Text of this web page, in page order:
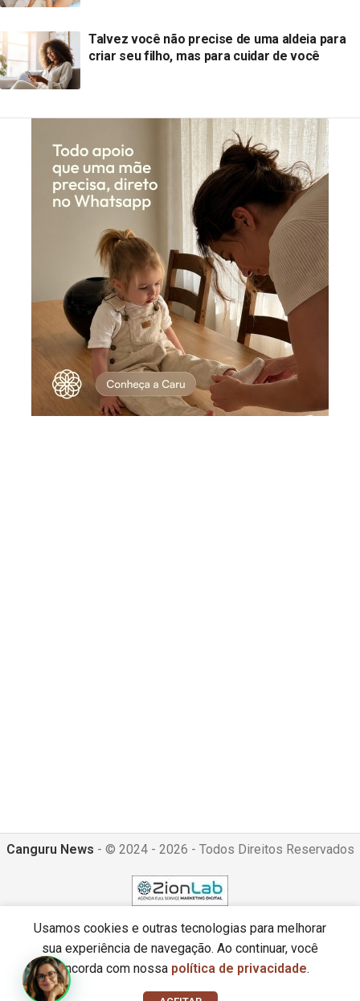
Talvez você não precise de uma aldeia para
criar seu filho, mas para cuidar de você
Canguru News - © 2024 - 2026 - Todos Direitos Reservados
Usamos cookies e outras tecnologias para melhorar
sua experiência de navegação. Ao continuar, você
concorda com nossa política de privacidade.